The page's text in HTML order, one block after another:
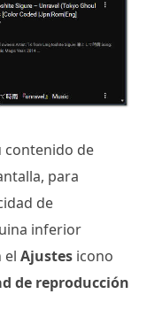
contenido de
para
de
inferior
el Ajustes icono
de reproducción